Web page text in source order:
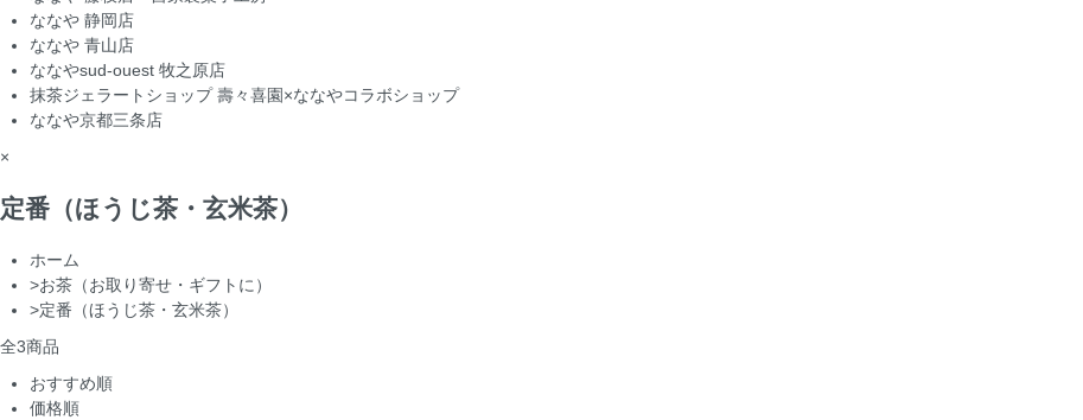
ななや 静岡店
ななや 青山店
ななやsud-ouest 牧之原店
抹茶ジェラートショップ 壽々喜園×ななやコラボショップ
ななや京都三条店
×
定番（ほうじ茶・玄米茶）
ホーム
>お茶（お取り寄せ・ギフトに）
>定番（ほうじ茶・玄米茶）
全3商品
おすすめ順
価格順